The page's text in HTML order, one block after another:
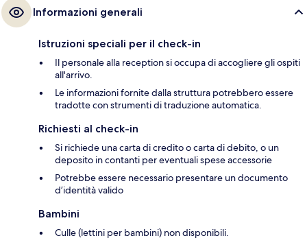
Informazioni generali
Istruzioni speciali per il check-in
Il personale alla reception si occupa di accogliere gli ospiti
all'arrivo.
Le informazioni fornite dalla struttura potrebbero essere
tradotte con strumenti di traduzione automatica.
Richiesti al check-in
Si richiede una carta di credito o carta di debito, o un
deposito in contanti per eventuali spese accessorie
Potrebbe essere necessario presentare un documento
d’identità valido
Bambini
Culle (lettini per bambini) non disponibili.